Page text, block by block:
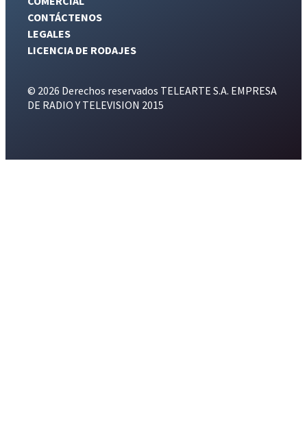
CONTÁCTENOS
LEGALES
LICENCIA DE RODAJES
© 2026 Derechos reservados TELEARTE S.A. EMPRESA
DE RADIO Y TELEVISION 2015